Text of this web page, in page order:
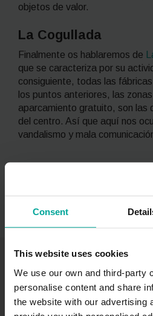
Consent
This website uses cookies
We use our own and third-party
personalise content and share
the website with our advertising
objetos de valor.
La Cogullada
Finalmente os hablaremos de
que se caracteriza por su
consiguiente, todas las
los puntos anteriores, las
aparcamiento gratuito, son las
del centro. Así que aquí nos
vandalismo y mala
También te